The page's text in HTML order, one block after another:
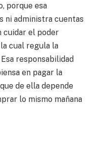
porque esa
ni administra cuentas
cuidar el poder
cual regula la
responsabilidad
en pagar la
de ella depende
lo mismo mañana